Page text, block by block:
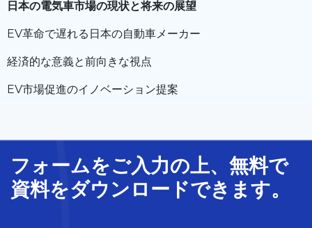
日本の電気車市場の現状と将来の展望
EV革命で遅れる日本の自動車メーカー
経済的な意義と前向きな視点
EV市場促進のイノベーション提案
フォームをご入力の上、無料で
資料をダウンロードできます。